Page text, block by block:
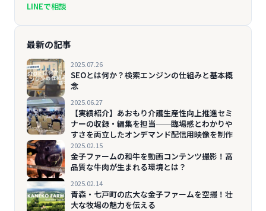
LINEで相談
最新の記事
2025.07.26
SEOとは何か？検索エンジンの仕組みと基本概
念
2025.06.27
【実績紹介】あおもり介護生産性向上推進セミ
ナーの収録・編集を担当──臨場感とわかりや
すさを両立したオンデマンド配信用映像を制作
2025.02.15
金子ファームの和牛を動画コンテンツ撮影！高
品質な牛肉が生まれる環境とは？
2025.02.14
青森・七戸町の広大な金子ファームを空撮！壮
大な牧場の魅力を伝える